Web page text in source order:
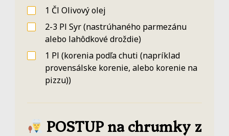
1 Čl Olivový olej
2-3 Pl Syr(nastrúhaného parmezánu
alebo lahôdkové droždie)
1 Pl (korenia podľa chuti (napríklad
provensálske korenie, alebo korenie na
pizzu))
POSTUP na chrumky z